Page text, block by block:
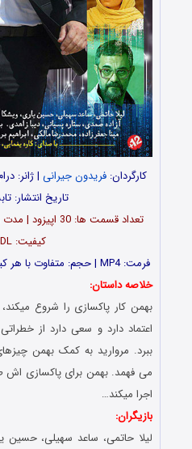
کارگردان:فریدون جیرانی
تاریخ انتشار:
تعداد قسمت ها:
کیفیت: WEB-DL
فرمت: MP4 | حجم: متفاوت با هر کیفیت | تهیه کننده: سعید ملکان
خلاصه داستان:
بهمن کار پاکسازی را شروع
اعتماد دارد و سعی دارد از
ببرد. مروارید به کمک بهمن
می فهمد. بهمن برای پاکسازی اش
اجرا میکند…
بازیگران:
لیلا حاتمی، ساعد سهیلی، حسین